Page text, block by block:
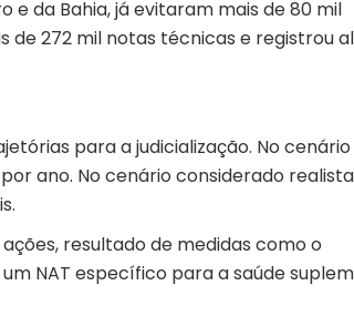
e da Bahia, já evitaram mais de 80 mil
de 272 mil notas técnicas e registrou
para a judicialização. No cenário
ano. No cenário considerado
resultado de medidas como o
NAT específico para a saúde